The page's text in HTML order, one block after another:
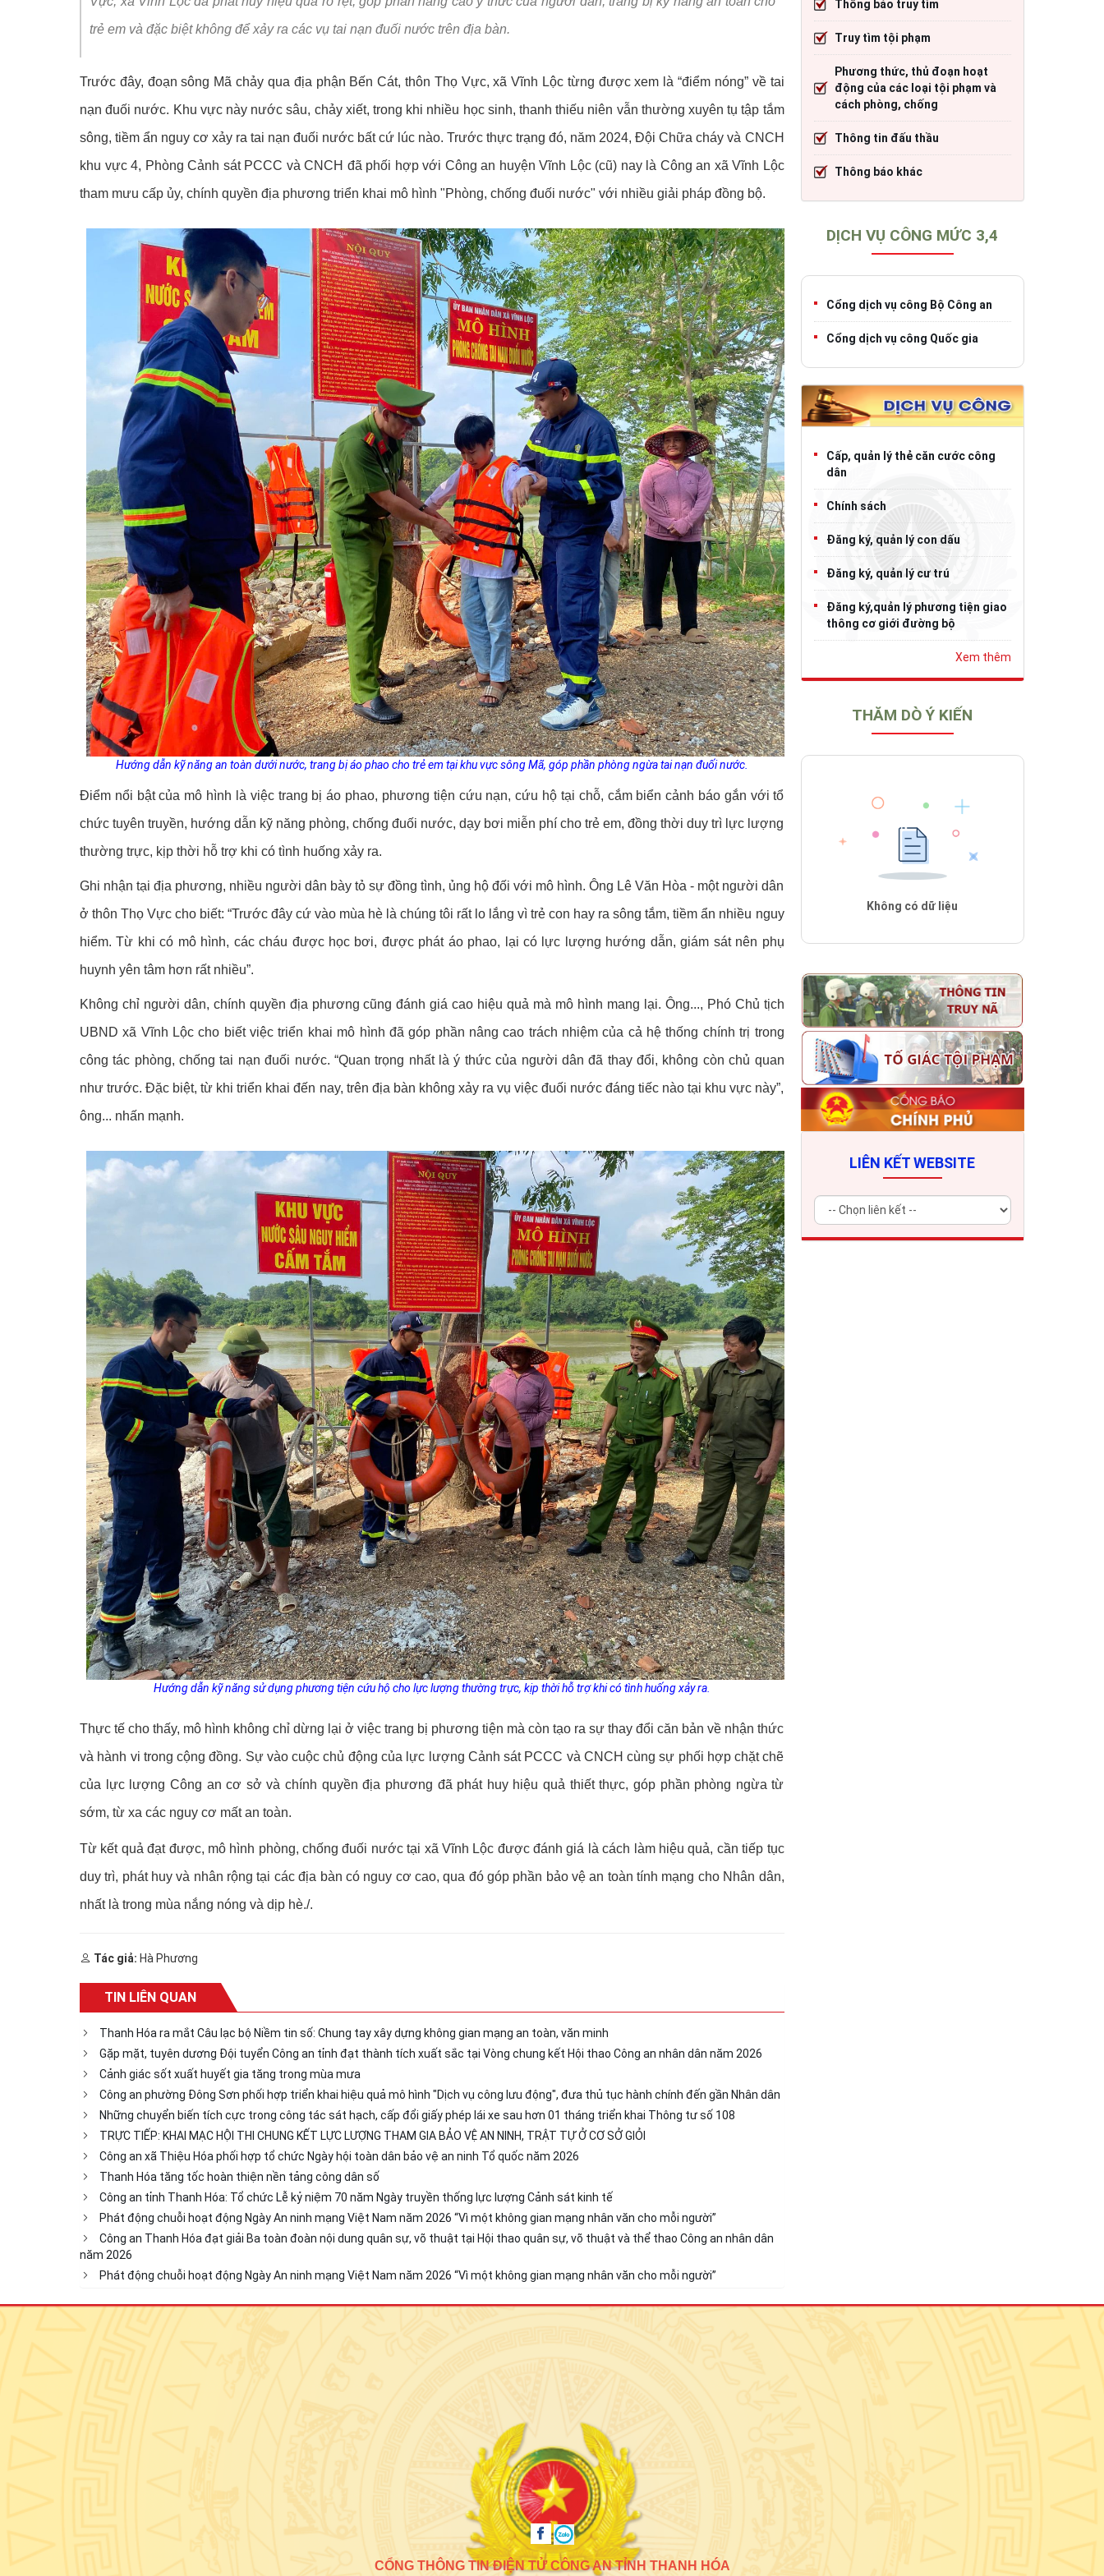
Chuyển đổi số và Đề án 06
Video clips Phòng cháy chữa cháy
Chế độ chính sách
Pháp chế
Trật tự, an toàn giao thông
Lĩnh vực khác
Trang TTĐT Cục CSGT đường bộ
Trang TTĐT Sở Giao thông vận tải tỉnh
Trang TTĐT Cục Đăng kiểm Việt Nam
Thông tin đấu thầu
Thông báo khác
trẻ em và đặc biệt không để xảy ra các vụ tai nạn đuối nước trên địa bàn.
Trước đây, đoạn sông Mã chảy qua địa phận Bến Cát, thôn Thọ Vực, xã Vĩnh Lộc từng được xem là “điểm nóng” về tai
nạn đuối nước. Khu vực này nước sâu, chảy xiết, trong khi nhiều học sinh, thanh thiếu niên vẫn thường xuyên tụ tập tắm
sông, tiềm ẩn nguy cơ xảy ra tai nạn đuối nước bất cứ lúc nào. Trước thực trạng đó, năm 2024, Đội Chữa cháy và CNCH
khu vực 4, Phòng Cảnh sát PCCC và CNCH đã phối hợp với Công an huyện Vĩnh Lộc (cũ) nay là Công an xã Vĩnh Lộc
tham mưu cấp ủy, chính quyền địa phương triển khai mô hình "Phòng, chống đuối nước" với nhiều giải pháp đồng bộ.
Hướng dẫn kỹ năng an toàn dưới nước, trang bị áo phao cho trẻ em tại khu vực sông Mã, góp phần phòng ngừa tai nạn đuối nước.
Điểm nổi bật của mô hình là việc trang bị áo phao, phương tiện cứu nạn, cứu hộ tại chỗ, cắm biển cảnh báo gắn với tổ
chức tuyên truyền, hướng dẫn kỹ năng phòng, chống đuối nước, dạy bơi miễn phí cho trẻ em, đồng thời duy trì lực lượng
thường trực, kịp thời hỗ trợ khi có tình huống xảy ra.
Ghi nhận tại địa phương, nhiều người dân bày tỏ sự đồng tình, ủng hộ đối với mô hình. Ông Lê Văn Hòa - một người dân
ở thôn Thọ Vực cho biết: “Trước đây cứ vào mùa hè là chúng tôi rất lo lắng vì trẻ con hay ra sông tắm, tiềm ẩn nhiều nguy
hiểm. Từ khi có mô hình, các cháu được học bơi, được phát áo phao, lại có lực lượng hướng dẫn, giám sát nên phụ
huynh yên tâm hơn rất nhiều”.
Không chỉ người dân, chính quyền địa phương cũng đánh giá cao hiệu quả mà mô hình mang lại. Ông..., Phó Chủ tịch
UBND xã Vĩnh Lộc cho biết việc triển khai mô hình đã góp phần nâng cao trách nhiệm của cả hệ thống chính trị trong
công tác phòng, chống tai nạn đuối nước. “Quan trọng nhất là ý thức của người dân đã thay đổi, không còn chủ quan
như trước. Đặc biệt, từ khi triển khai đến nay, trên địa bàn không xảy ra vụ việc đuối nước đáng tiếc nào tại khu vực này”,
ông... nhấn mạnh.
Hướng dẫn kỹ năng sử dụng phương tiện cứu hộ cho lực lượng thường trực, kịp thời hỗ trợ khi có tình huống xảy ra.
Thực tế cho thấy, mô hình không chỉ dừng lại ở việc trang bị phương tiện mà còn tạo ra sự thay đổi căn bản về nhận thức
và hành vi trong cộng đồng. Sự vào cuộc chủ động của lực lượng Cảnh sát PCCC và CNCH cùng sự phối hợp chặt chẽ
của lực lượng Công an cơ sở và chính quyền địa phương đã phát huy hiệu quả thiết thực, góp phần phòng ngừa từ
sớm, từ xa các nguy cơ mất an toàn.
Từ kết quả đạt được, mô hình phòng, chống đuối nước tại xã Vĩnh Lộc được đánh giá là cách làm hiệu quả, cần tiếp tục
duy trì, phát huy và nhân rộng tại các địa bàn có nguy cơ cao, qua đó góp phần bảo vệ an toàn tính mạng cho Nhân dân,
nhất là trong mùa nắng nóng và dịp hè./.
Tác giả: Hà Phương
TIN LIÊN QUAN
Thanh Hóa ra mắt Câu lạc bộ Niềm tin số: Chung tay xây dựng không gian mạng an toàn, văn minh
Gặp mặt, tuyên dương Đội tuyển Công an tỉnh đạt thành tích xuất sắc tại Vòng chung kết Hội thao Công an nhân dân năm 2026
Cảnh giác sốt xuất huyết gia tăng trong mùa mưa
Công an phường Đông Sơn phối hợp triển khai hiệu quả mô hình "Dịch vụ công lưu động", đưa thủ tục hành chính đến gần Nhân dân
Những chuyển biến tích cực trong công tác sát hạch, cấp đổi giấy phép lái xe sau hơn 01 tháng triển khai Thông tư số 108
TRỰC TIẾP: KHAI MẠC HỘI THI CHUNG KẾT LỰC LƯỢNG THAM GIA BẢO VỆ AN NINH, TRẬT TỰ Ở CƠ SỞ GIỎI
Công an xã Thiệu Hóa phối hợp tổ chức Ngày hội toàn dân bảo vệ an ninh Tổ quốc năm 2026
Thanh Hóa tăng tốc hoàn thiện nền tảng công dân số
Công an tỉnh Thanh Hóa: Tổ chức Lễ kỷ niệm 70 năm Ngày truyền thống lực lượng Cảnh sát kinh tế
Phát động chuỗi hoạt động Ngày An ninh mạng Việt Nam năm 2026 “Vì một không gian mạng nhân văn cho mỗi người”
Công an Thanh Hóa đạt giải Ba toàn đoàn nội dung quân sự, võ thuật tại Hội thao quân sự, võ thuật và thể thao Công an nhân dân
năm 2026
Phát động chuỗi hoạt động Ngày An ninh mạng Việt Nam năm 2026 “Vì một không gian mạng nhân văn cho mỗi người”
Thông báo truy tìm
Truy tìm tội phạm
Phương thức, thủ đoạn hoạt
động của các loại tội phạm và
cách phòng, chống
Thông tin đấu thầu
Thông báo khác
DỊCH VỤ CÔNG MỨC 3,4
Cổng dịch vụ công Bộ Công an
Cổng dịch vụ công Quốc gia
Cấp, quản lý thẻ căn cước công
dân
Chính sách
Đăng ký, quản lý con dấu
Đăng ký, quản lý cư trú
Đăng ký,quản lý phương tiện giao
thông cơ giới đường bộ
Xem thêm
THĂM DÒ Ý KIẾN
Không có dữ liệu
LIÊN KẾT WEBSITE
CỔNG THÔNG TIN ĐIỆN TỬ CÔNG AN TỈNH THANH HÓA